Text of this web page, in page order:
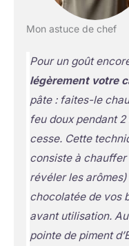
Mon astuce de chef
Pour un goût
légèrement votre
pâte : faites-le
feu doux pendant
cesse. Cette
consiste à
révéler les arômes)
chocolatée de vos
avant utilisation.
pointe de piment